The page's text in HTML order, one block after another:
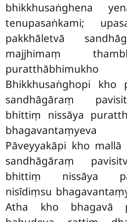
bhikkhusaṅghena
tenupasaṅkami;
pakkhāletvā
majjhimaṃ
Bhikkhusaṅghopi kho
sandhāgāraṃ
bhittiṃ nissāya
Pāveyyakāpi kho
sandhāgāraṃ
bhittiṃ nissāya
nisīdiṃsu
Atha kho bhagavā